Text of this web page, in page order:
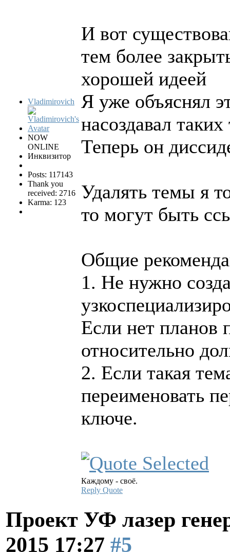
Vladimirovich
NOW
ONLINE
Инквизитор
Posts: 117143
Thank you
received: 2716
Karma: 123
И вот
тем более
хорошей идеей
Я уже объяснял
насоздавал
Теперь он
Удалять темы я
то могут быть
Общие
1. Не нужно
Если нет планов
относительно
2. Если такая
переименовать
ключе.
Каждому - своё.
Reply Quote
Проект УФ лазер
2015 17:27 #5